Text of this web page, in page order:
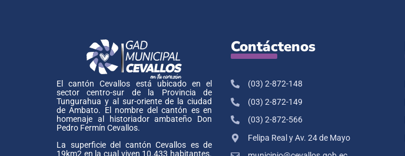
El cantón Cevallos está ubicado en el
sector centro-sur de la Provincia de
Tungurahua y al sur-oriente de la ciudad
de Ambato. El nombre del cantón es en
homenaje al historiador ambateño Don
Pedro Fermín Cevallos.
La superficie del cantón Cevallos es de
Contáctenos
(03) 2-872-148
(03) 2-872-149
(03) 2-872-566
Felipa Real y Av. 24 de Mayo